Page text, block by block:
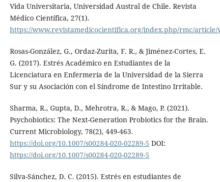
Vida Universitaria, Universidad Austral de Chile. Revista
Médico Científica, 27(1).
https://www.revistamedicocientifica.org/index.php/rmc/article/
Rosas-González, G., Ordaz-Zurita, F. R., & Jiménez-Cortes, E.
G. (2017). Estrés Académico en Estudiantes de la
Licenciatura en Enfermería de la Universidad de la Sierra
Sur y su Asociación con el Síndrome de Intestino Irritable.
Sharma, R., Gupta, D., Mehrotra, R., & Mago, P. (2021).
Psychobiotics: The Next-Generation Probiotics for the Brain.
Current Microbiology, 78(2), 449-463.
https://doi.org/10.1007/s00284-020-02289-5 DOI:
https://doi.org/10.1007/s00284-020-02289-5
Silva-Sánchez, D. C. (2015). Estrés en estudiantes de